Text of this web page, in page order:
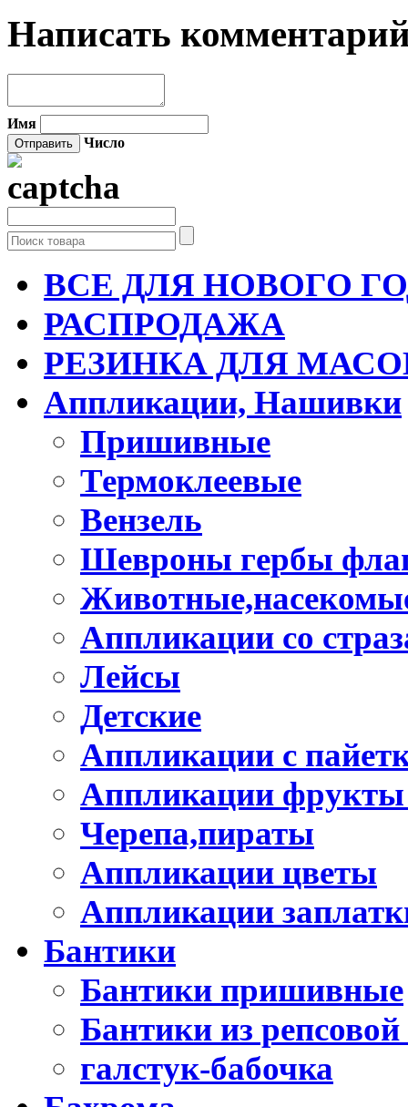
Написать
Имя
Число
ВСЕ ДЛЯ НОВОГО
РАСПРОДАЖА
РЕЗИНКА ДЛЯ
Аппликации, Нашивки
Пришивные
Термоклеевые
Вензель
Шевроны гербы
Аппликации со
Лейсы
Детские
Аппликации с
Аппликации
Черепа,пираты
Аппликации цветы
Аппликации
Бантики
Бантики пришивные
Бантики из
галстук-бабочка